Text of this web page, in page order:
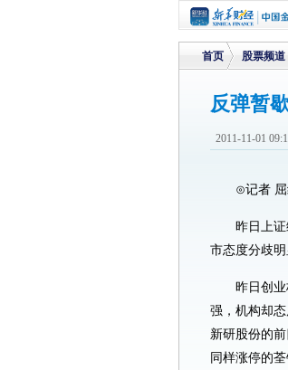
首页
>
股票频道
反弹暂
2011-11-01
⊙记者
昨日上
市态度分歧
昨日创
强，机构却
新研股份的
同样涨停的